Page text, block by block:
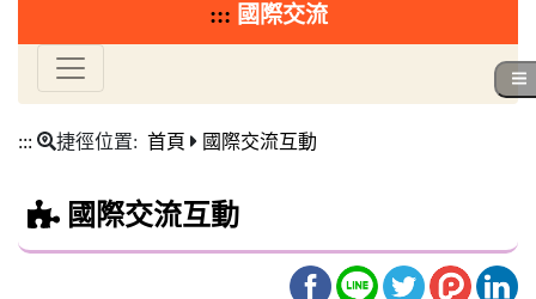
::: 國際交流
::: 捷徑位置: 首頁 國際交流互動
國際交流互動